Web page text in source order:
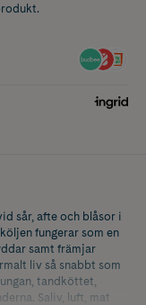
sår, afte och blåsor i
fungerar som en
samt främjar
liv så snabbt som
tandköttet,
Saliv, luft, mat